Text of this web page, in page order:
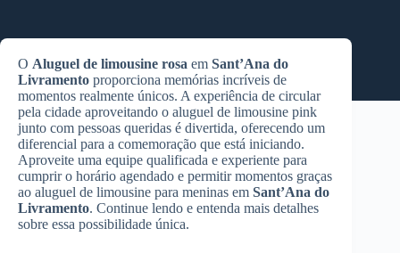
O Aluguel de limousine rosa em Sant’Ana do
Livramento proporciona memórias incríveis de
momentos realmente únicos. A experiência de circular
pela cidade aproveitando o aluguel de limousine pink
junto com pessoas queridas é divertida, oferecendo um
diferencial para a comemoração que está iniciando.
Aproveite uma equipe qualificada e experiente para
cumprir o horário agendado e permitir momentos graças
ao aluguel de limousine para meninas em Sant’Ana do
Livramento. Continue lendo e entenda mais detalhes
sobre essa possibilidade única.